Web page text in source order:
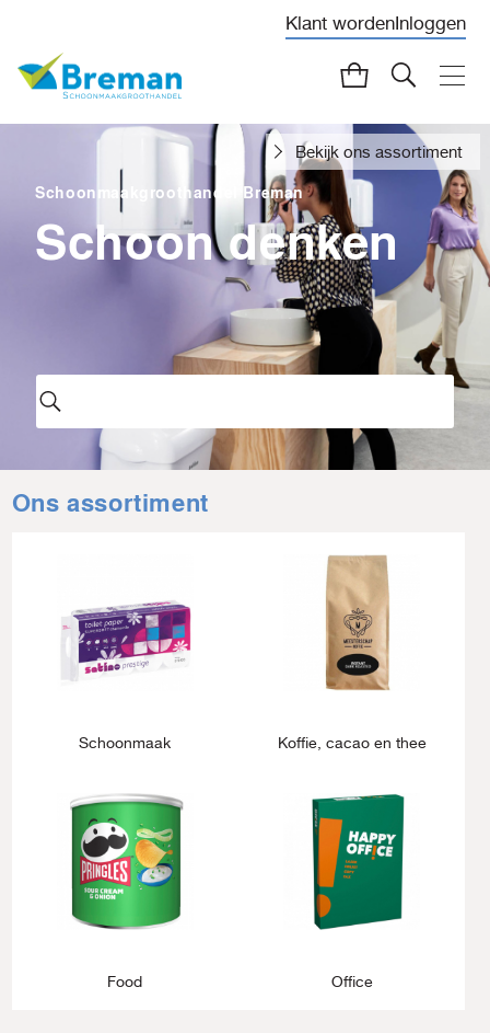
Klant wordenInloggen
Schoonmaakgroothandel Breman
Schoon denken
Bekijk ons assortiment
Ons assortiment
Schoonmaak Koffie, cacao en thee
Food Office